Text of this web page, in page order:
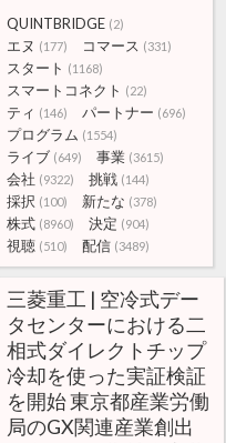
QUINTBRIDGE (2)
エヌ (177) コマース (331)
スタート (1168)
スマートコネクト (22)
ティ (146) パートナー (696)
プログラム (1554)
ライブ (649) 事業 (3615)
会社 (9322) 挑戦 (144)
採択 (100) 新たな (378)
株式 (8960) 決定 (904)
視聴 (510) 配信 (3489)
三菱重工 | 空冷式デー
タセンターにおける二
相式ダイレクトチップ
冷却を使った実証検証
を開始 東京都産業労働
局のGX関連産業創出